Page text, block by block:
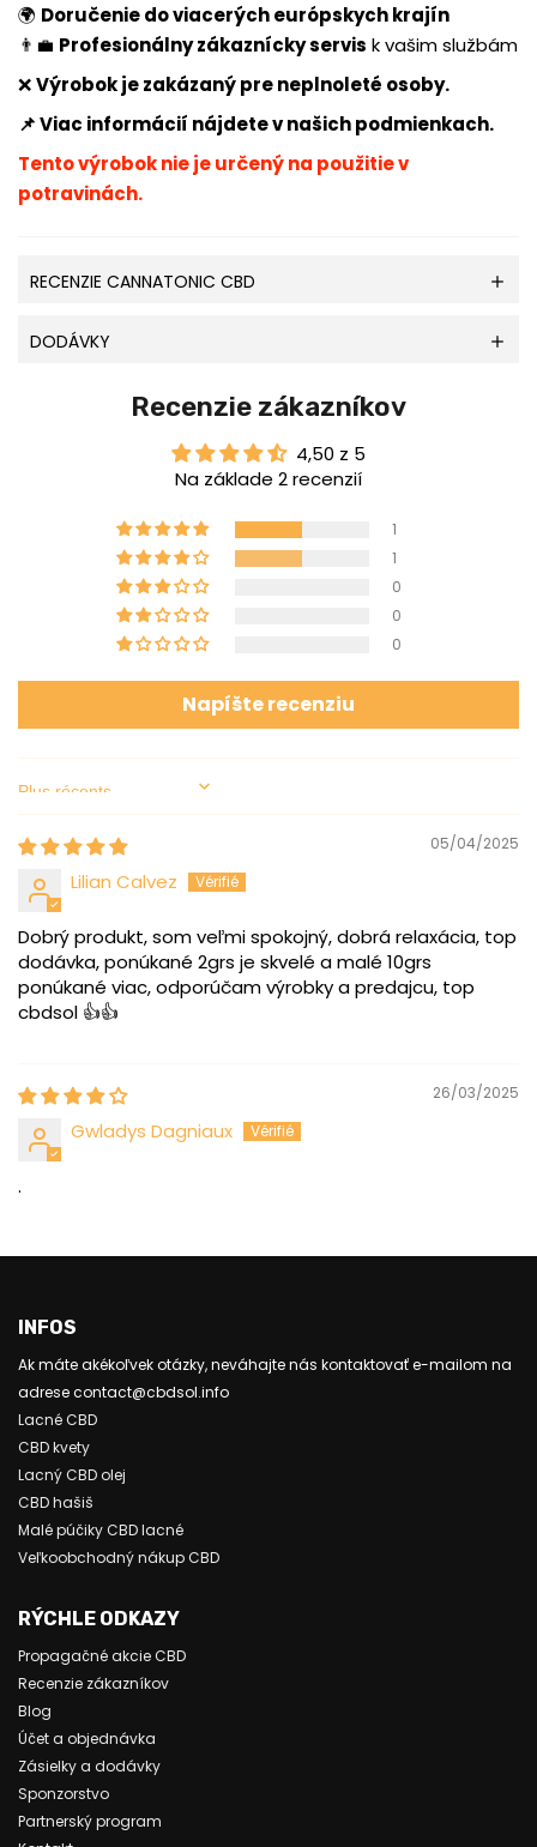
🌍 Doručenie do viacerých európskych krajín
👨💼 Profesionálny zákaznícky servis k vašim službám
❌Výrobok je zakázaný pre neplnoleté osoby.
📌 Viac informácií nájdete v našich podmienkach.
Tento výrobok nie je určený na použitie v
potravinách.
RECENZIE CANNATONIC CBD
DODÁVKY
Recenzie zákazníkov
4,50 z 5
Na základe 2 recenzií
1
1
0
0
0
Napíšte recenziu
Sort by
05/04/2025
Lilian Calvez
Dobrý produkt, som veľmi spokojný, dobrá relaxácia, top
dodávka, ponúkané 2grs je skvelé a malé 10grs
ponúkané viac, odporúčam výrobky a predajcu, top
cbdsol 👍👍
26/03/2025
Gwladys Dagniaux
.
INFOS
Ak máte akékoľvek otázky, neváhajte nás kontaktovať e-mailom na
adrese contact@cbdsol.info
Lacné CBD
CBD kvety
Lacný CBD olej
CBD hašiš
Malé púčiky CBD lacné
Veľkoobchodný nákup CBD
RÝCHLE ODKAZY
Propagačné akcie CBD
Recenzie zákazníkov
Blog
Účet a objednávka
Zásielky a dodávky
Sponzorstvo
Partnerský program